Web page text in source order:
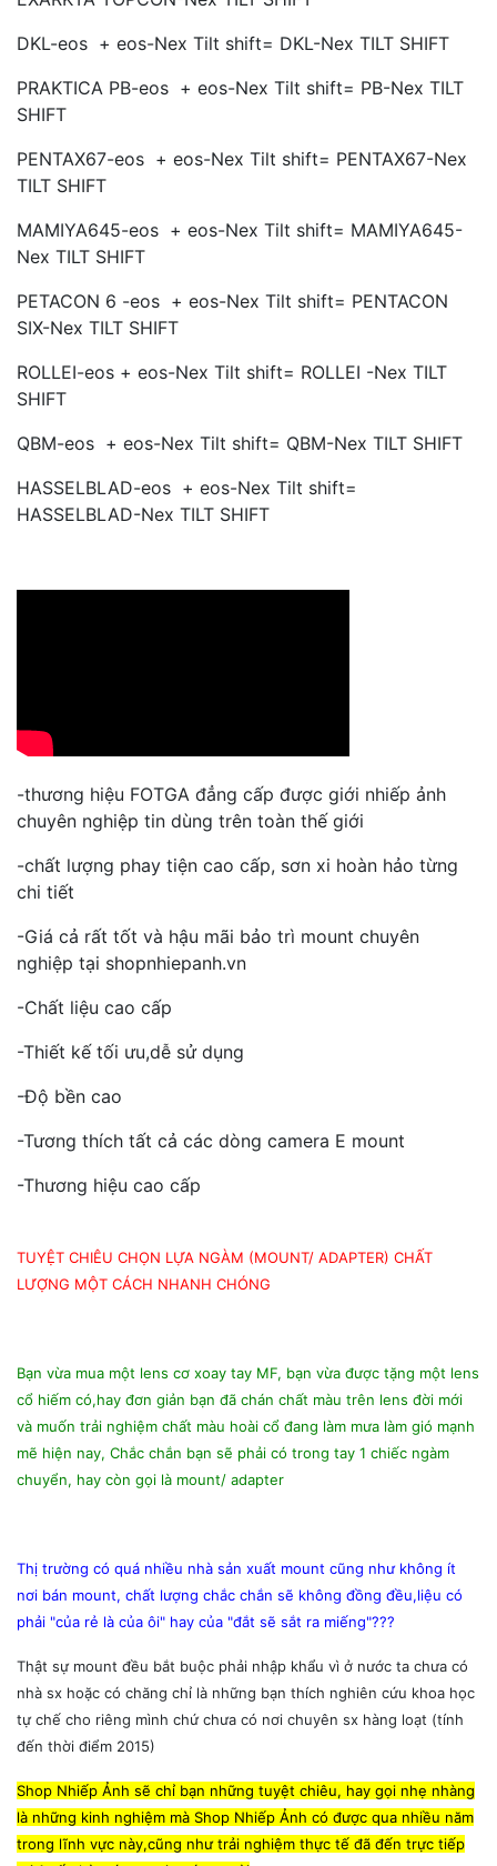
DKL-eos + eos-Nex Tilt shift= DKL-Nex TILT SHIFT
PRAKTICA PB-eos + eos-Nex Tilt shift= PB-Nex TILT
SHIFT
PENTAX67-eos + eos-Nex Tilt shift= PENTAX67-Nex
TILT SHIFT
MAMIYA645-eos + eos-Nex Tilt shift= MAMIYA645-
Nex TILT SHIFT
PETACON 6 -eos + eos-Nex Tilt shift= PENTACON
SIX-Nex TILT SHIFT
ROLLEI-eos + eos-Nex Tilt shift= ROLLEI -Nex TILT
SHIFT
QBM-eos + eos-Nex Tilt shift= QBM-Nex TILT SHIFT
HASSELBLAD-eos + eos-Nex Tilt shift=
HASSELBLAD-Nex TILT SHIFT
-thương hiệu FOTGA đẳng cấp được giới nhiếp ảnh
chuyên nghiệp tin dùng trên toàn thế giới
-chất lượng phay tiện cao cấp, sơn xi hoàn hảo từng
chi tiết
-Giá cả rất tốt và hậu mãi bảo trì mount chuyên
nghiệp tại shopnhiepanh.vn
-Chất liệu cao cấp
-Thiết kế tối ưu,dễ sử dụng
-Độ bền cao
-Tương thích tất cả các dòng camera E mount
-Thương hiệu cao cấp
TUYỆT CHIÊU CHỌN LỰA NGÀM (MOUNT/ ADAPTER) CHẤT
LƯỢNG MỘT CÁCH NHANH CHÓNG
Bạn vừa mua một lens cơ xoay tay MF, bạn vừa được tặng một lens
cổ hiếm có,hay đơn giản bạn đã chán chất màu trên lens đời mới
và muốn trải nghiệm chất màu hoài cổ đang làm mưa làm gió mạnh
mẽ hiện nay, Chắc chắn bạn sẽ phải có trong tay 1 chiếc ngàm
chuyển, hay còn gọi là mount/ adapter
Thị trường có quá nhiều nhà sản xuất mount cũng như không ít
nơi bán mount, chất lượng chắc chắn sẽ không đồng đều,liệu có
phải "của rẻ là của ôi" hay của "đắt sẽ sắt ra miếng"???
Thật sự mount đều bắt buộc phải nhập khẩu vì ở nước ta chưa có
nhà sx hoặc có chăng chỉ là những bạn thích nghiên cứu khoa học
tự chế cho riêng mình chứ chưa có nơi chuyên sx hàng loạt (tính
đến thời điểm 2015)
Shop Nhiếp Ảnh sẽ chỉ bạn những tuyệt chiêu, hay gọi nhẹ nhàng
là những kinh nghiệm mà Shop Nhiếp Ảnh có được qua nhiều năm
trong lĩnh vực này,cũng như trải nghiệm thực tế đã đến trực tiếp